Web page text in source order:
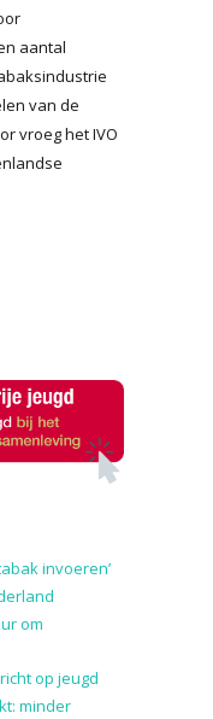
aantal
van de
vroeg het IVO
invoeren’
om
op jeugd
minder